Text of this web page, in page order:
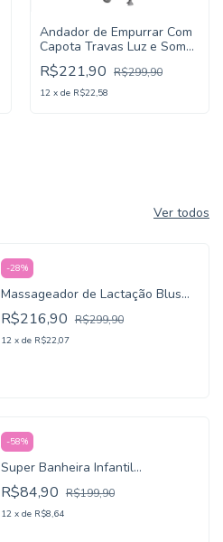
Andador de Empurrar Com
Capota Travas Luz e Som
Step-Up Cinza - KaBaby
R$221,90 R$299,90
12 x de R$22,58
Ver todos
-28%
Massageador de Lactação Blush
KaBaby
R$216,90 R$299,90
12 x de R$22,07
-58%
Super Banheira Infantil
Antiderrapante KaBaby Cinza
R$84,90 R$199,90
12 x de R$8,64